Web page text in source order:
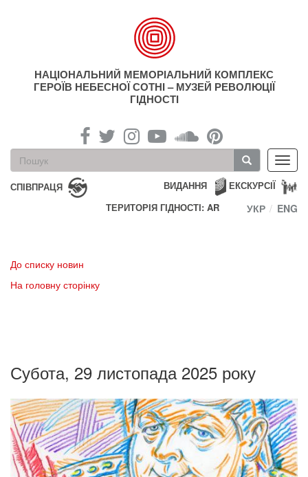
НАЦІОНАЛЬНИЙ МЕМОРІАЛЬНИЙ КОМПЛЕКС
ГЕРОЇВ НЕБЕСНОЇ СОТНІ – МУЗЕЙ РЕВОЛЮЦІЇ
ГІДНОСТІ
Пошукова
форма
Пошук
СПІВПРАЦЯ ЕКСКУРСІЇ
ВИДАННЯ
ТЕРИТОРІЯ ГІДНОСТІ: AR
УКР ENG
До списку новин
На головну сторінку
Субота, 29 листопада 2025 року